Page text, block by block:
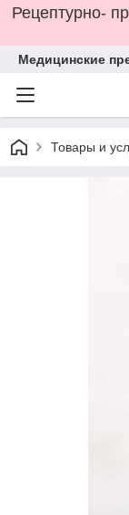
Рецептурно-
Медицинские
Товары и